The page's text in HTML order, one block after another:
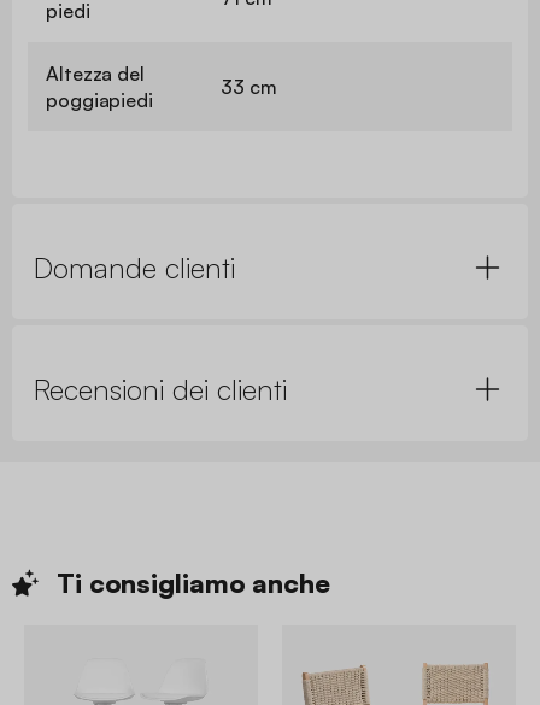
piedi
Altezza del
poggiapiedi
33 cm
Domande clienti
Recensioni dei clienti
Ti consigliamo anche